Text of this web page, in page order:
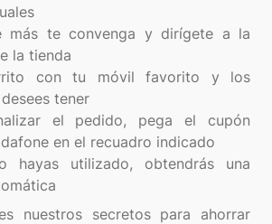
más te convenga y dirígete a la
la tienda
con tu móvil favorito y los
tener
el pedido, pega el cupón
en el recuadro indicado
hayas utilizado, obtendrás una
nuestros secretos para ahorrar